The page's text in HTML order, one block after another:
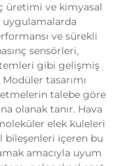
üretimi ve kimyasal
ve sürekli
sensörleri,
gibi gelişmiş
tasarımı
talebe göre
olanak tanır. Hava
elek kuleleri
içeren bu
amacıyla uyum